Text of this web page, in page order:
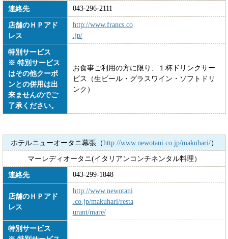
連絡先
043-296-2111
店舗のＨＰアド
レス
http://www.francs.co
.jp/
特別サービス
※ 特別サービス
はその他クーポ
ンとの併用は出
来ませんのでご
了承ください。
お食事ご利用の方に限り、１杯ドリンクサー
ビス（生ビール・グラスワイン・ソフトドリ
ンク）
ホテルニューオータニ幕張（http://www.newotani.co.jp/makuhari/）
マーレディオータニ(イタリアンコンチネンタル料理）
連絡先
043-299-1848
店舗のＨＰアド
レス
http://www.newotani
.co.jp/makuhari/resta
urant/mare/
特別サービス